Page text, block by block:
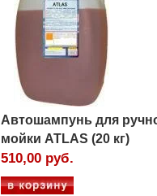
Автошампунь для
мойки ATLAS (20 кг)
510,00 руб.